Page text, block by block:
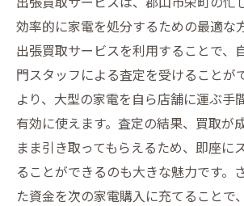
例
地域密着型サービスが成功
郡山市栄町の出張買取成功
地域の特性を活かした買取
出張買取で地域社会に貢献す
地域住民の声から見る出張
成功事例から学ぶ郡山市栄
効率的に家電を処分するための最適な
出張買取サービスを利用することで、
門スタッフによる査定を受けることが
より、大型の家電を自ら店舗に運ぶ手
有効に使えます。査定の結果、買取が
まま引き取ってもらえるため、即座に
ることができるのも大きな魅力です。
た資金を次の家電購入に充てることで